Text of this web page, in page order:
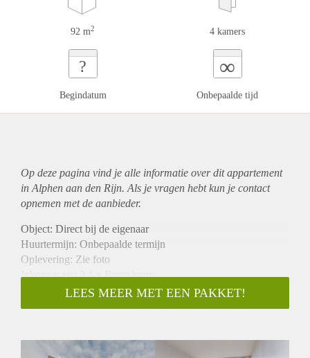
92 m2 4 kamers
?
Begindatum
∞
Onbepaalde tijd
Op deze pagina vind je alle informatie over ditappartement
in Alphen aan den Rijn. Als je vragen hebt kun je contact
opnemen met de aanbieder.
Object: Direct bij de eigenaar
Huurtermijn: Onbepaalde termijn
Oplevering: Zie foto
Inkomen eis: 3,1 x Bruto huur
Garantiestelling mogelijk: Ja
Borg: 1 Maand
Huisdieren toegestaan: Afhankelijk van de Eigenaar
LEES MEER MET EEN PAKKET!